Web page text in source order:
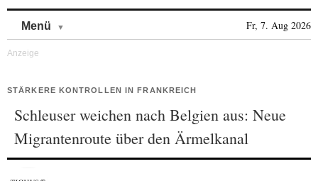
Menü Fr, 7. Aug 2026
STÄRKERE KONTROLLEN IN FRANKREICH
Schleuser weichen nach Belgien aus: Neue
Migrantenroute über den Ärmelkanal